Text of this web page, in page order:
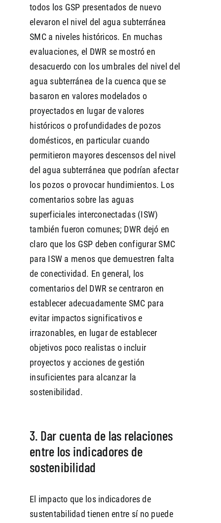
todos los GSP presentados de nuevo
elevaron el nivel del agua subterránea
SMC a niveles históricos. En muchas
evaluaciones, el DWR se mostró en
desacuerdo con los umbrales del nivel del
agua subterránea de la cuenca que se
basaron en valores modelados o
proyectados en lugar de valores
históricos o profundidades de pozos
domésticos, en particular cuando
permitieron mayores descensos del nivel
del agua subterránea que podrían afectar
los pozos o provocar hundimientos. Los
comentarios sobre las aguas
superficiales interconectadas (ISW)
también fueron comunes; DWR dejó en
claro que los GSP deben configurar SMC
para ISW a menos que demuestren falta
de conectividad. En general, los
comentarios del DWR se centraron en
establecer adecuadamente SMC para
evitar impactos significativos e
irrazonables, en lugar de establecer
objetivos poco realistas o incluir
proyectos y acciones de gestión
insuficientes para alcanzar la
sostenibilidad.
3. Dar cuenta de las relaciones
entre los indicadores de
sostenibilidad
El impacto que los indicadores de
sustentabilidad tienen entre sí no puede